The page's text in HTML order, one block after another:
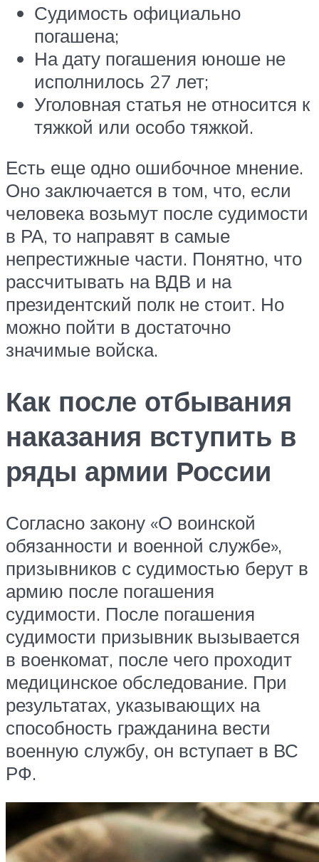
Судимость официально
погашена;
На дату погашения юноше не
исполнилось 27 лет;
Уголовная статья не относится к
тяжкой или особо тяжкой.
Есть еще одно ошибочное мнение.
Оно заключается в том, что, если
человека возьмут после судимости
в РА, то направят в самые
непрестижные части. Понятно, что
рассчитывать на ВДВ и на
президентский полк не стоит. Но
можно пойти в достаточно
значимые войска.
Как после отбывания
наказания вступить в
ряды армии России
Согласно закону «О воинской
обязанности и военной службе»,
призывников с судимостью берут в
армию после погашения
судимости. После погашения
судимости призывник вызывается
в военкомат, после чего проходит
медицинское обследование. При
результатах, указывающих на
способность гражданина вести
военную службу, он вступает в ВС
РФ.